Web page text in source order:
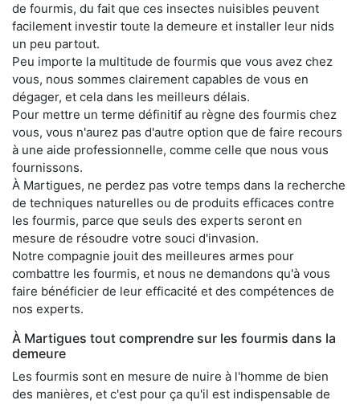
de fourmis, du fait que ces insectes nuisibles peuvent
facilement investir toute la demeure et installer leur nids
un peu partout.
Peu importe la multitude de fourmis que vous avez chez
vous, nous sommes clairement capables de vous en
dégager, et cela dans les meilleurs délais.
Pour mettre un terme définitif au règne des fourmis chez
vous, vous n'aurez pas d'autre option que de faire recours
à une aide professionnelle, comme celle que nous vous
fournissons.
À Martigues, ne perdez pas votre temps dans la recherche
de techniques naturelles ou de produits efficaces contre
les fourmis, parce que seuls des experts seront en
mesure de résoudre votre souci d'invasion.
Notre compagnie jouit des meilleures armes pour
combattre les fourmis, et nous ne demandons qu'à vous
faire bénéficier de leur efficacité et des compétences de
nos experts.
À Martigues tout comprendre sur les fourmis dans la
demeure
Les fourmis sont en mesure de nuire à l'homme de bien
des manières, et c'est pour ça qu'il est indispensable de